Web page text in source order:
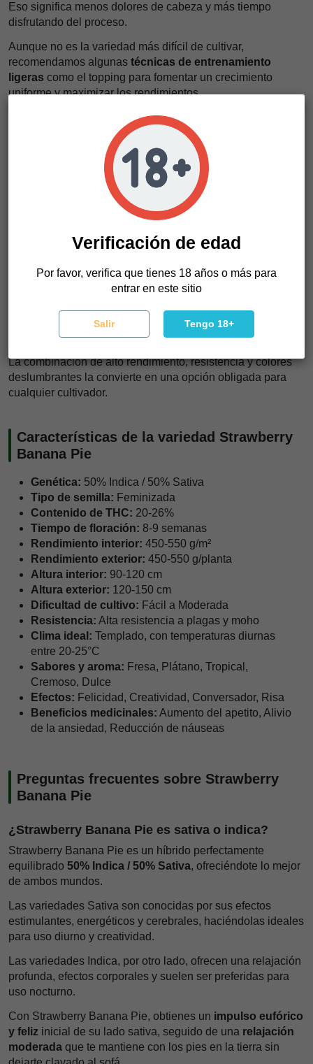
Eso significa menos dolores de cabeza y más tiempo
disfrutando del proceso.
Aunque no es la variedad más difícil de cultivar,
recomendamos algunas técnicas de entrenamiento
ligeras como el topping para fomentar un crecimiento
uniforme y maximizar los rendimientos.
Podar las ramas inferiores ayuda a mejorar el flujo de aire,
reduciendo el riesgo de problemas relacionados con la
humedad, especialmente durante la floración.
Si estás cultivando en interior, la ventilación adecuada es
clave para mantener los cogollos densos y llenos de resina.
En exterior, asegúrate de que el suelo tenga un
regiones húmedas.
Lo que realmente destaca para nosotros sobre esta
gratificante que es sin esfuerzo
desarrollo fuerte y saludable, y para el momento de la
cosecha, es simplemente impresionante.
La combinación de alto rendimiento, resistencia y colores
deslumbrantes la convierte en una opción obligada para
cualquier cultivador.
Características de la variedad Strawberry
Banana Pie
Genética: 50% Indica / 50% Sativa
Tipo de semilla: Feminizada
Contenido de THC: 20-26%
Tiempo de floración: 8-9 semanas
Rendimiento interior: 450-550 g/m²
Rendimiento exterior: 450-550 g/planta
Altura interior: 90-120 cm
Altura exterior: 120-150 cm
Dificultad de cultivo: Fácil a Moderada
Resistencia: Alta resistencia a plagas y moho
Clima ideal: Templado, con temperaturas diurnas
entre 20-25°C
Sabores y aroma: Fresa, Plátano, Tropical,
Cremoso, Dulce
Efectos: Felicidad, Creatividad, Conversador, Risa
Beneficios medicinales: Aumento del apetito, Alivio
de la ansiedad, Reducción de náuseas
Preguntas frecuentes sobre Strawberry
Banana Pie
¿Strawberry Banana Pie es sativa o indica?
Strawberry Banana Pie es un híbrido perfectamente
equilibrado 50% Indica / 50% Sativa, ofreciéndote lo mejor
de ambos mundos.
Las variedades Sativa son conocidas por sus efectos
estimulantes, energéticos y cerebrales, haciéndolas ideales
para uso diurno y creatividad.
Las variedades Indica, por otro lado, ofrecen una relajación
profunda, efectos corporales y suelen ser preferidas para
uso nocturno.
Con Strawberry Banana Pie, obtienes un impulso eufórico
y feliz inicial de su lado sativa, seguido de una relajación
moderada que te mantiene con los pies en la tierra sin
Verificación de edad
Por favor, verifica que tienes 18 años o más para
entrar en este sitio
Salir Tengo 18+